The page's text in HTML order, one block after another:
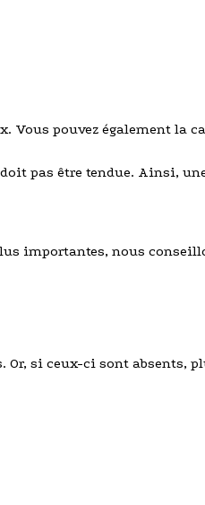
Vous pouvez également la
pas être tendue. Ainsi,
importantes, nous
Or, si ceux-ci sont absents,